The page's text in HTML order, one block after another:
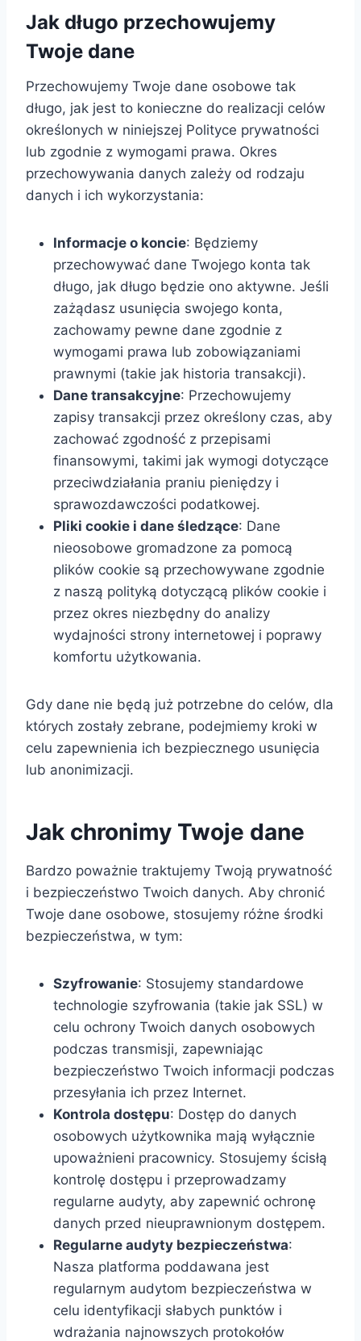
Jak długo przechowujemy
Twoje dane
Przechowujemy Twoje dane osobowe tak
długo, jak jest to konieczne do realizacji celów
określonych w niniejszej Polityce prywatności
lub zgodnie z wymogami prawa. Okres
przechowywania danych zależy od rodzaju
danych i ich wykorzystania:
Informacje o koncie: Będziemy
przechowywać dane Twojego konta tak
długo, jak długo będzie ono aktywne. Jeśli
zażądasz usunięcia swojego konta,
zachowamy pewne dane zgodnie z
wymogami prawa lub zobowiązaniami
prawnymi (takie jak historia transakcji).
Dane transakcyjne: Przechowujemy
zapisy transakcji przez określony czas, aby
zachować zgodność z przepisami
finansowymi, takimi jak wymogi dotyczące
przeciwdziałania praniu pieniędzy i
sprawozdawczości podatkowej.
Pliki cookie i dane śledzące: Dane
nieosobowe gromadzone za pomocą
plików cookie są przechowywane zgodnie
z naszą polityką dotyczącą plików cookie i
przez okres niezbędny do analizy
wydajności strony internetowej i poprawy
komfortu użytkowania.
Gdy dane nie będą już potrzebne do celów, dla
których zostały zebrane, podejmiemy kroki w
celu zapewnienia ich bezpiecznego usunięcia
lub anonimizacji.
Jak chronimy Twoje dane
Bardzo poważnie traktujemy Twoją prywatność
i bezpieczeństwo Twoich danych. Aby chronić
Twoje dane osobowe, stosujemy różne środki
bezpieczeństwa, w tym:
Szyfrowanie: Stosujemy standardowe
technologie szyfrowania (takie jak SSL) w
celu ochrony Twoich danych osobowych
podczas transmisji, zapewniając
bezpieczeństwo Twoich informacji podczas
przesyłania ich przez Internet.
Kontrola dostępu: Dostęp do danych
osobowych użytkownika mają wyłącznie
upoważnieni pracownicy. Stosujemy ścisłą
kontrolę dostępu i przeprowadzamy
regularne audyty, aby zapewnić ochronę
danych przed nieuprawnionym dostępem.
Regularne audyty bezpieczeństwa:
Nasza platforma poddawana jest
regularnym audytom bezpieczeństwa w
celu identyfikacji słabych punktów i
wdrażania najnowszych protokołów